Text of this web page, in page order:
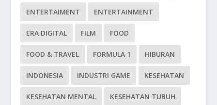
ENTERTAIMENT ENTERTAINMENT
ERA DIGITAL FILM FOOD
FOOD & TRAVEL FORMULA 1 HIBURAN
INDONESIA INDUSTRI GAME KESEHATAN
KESEHATAN MENTAL KESEHATAN TUBUH